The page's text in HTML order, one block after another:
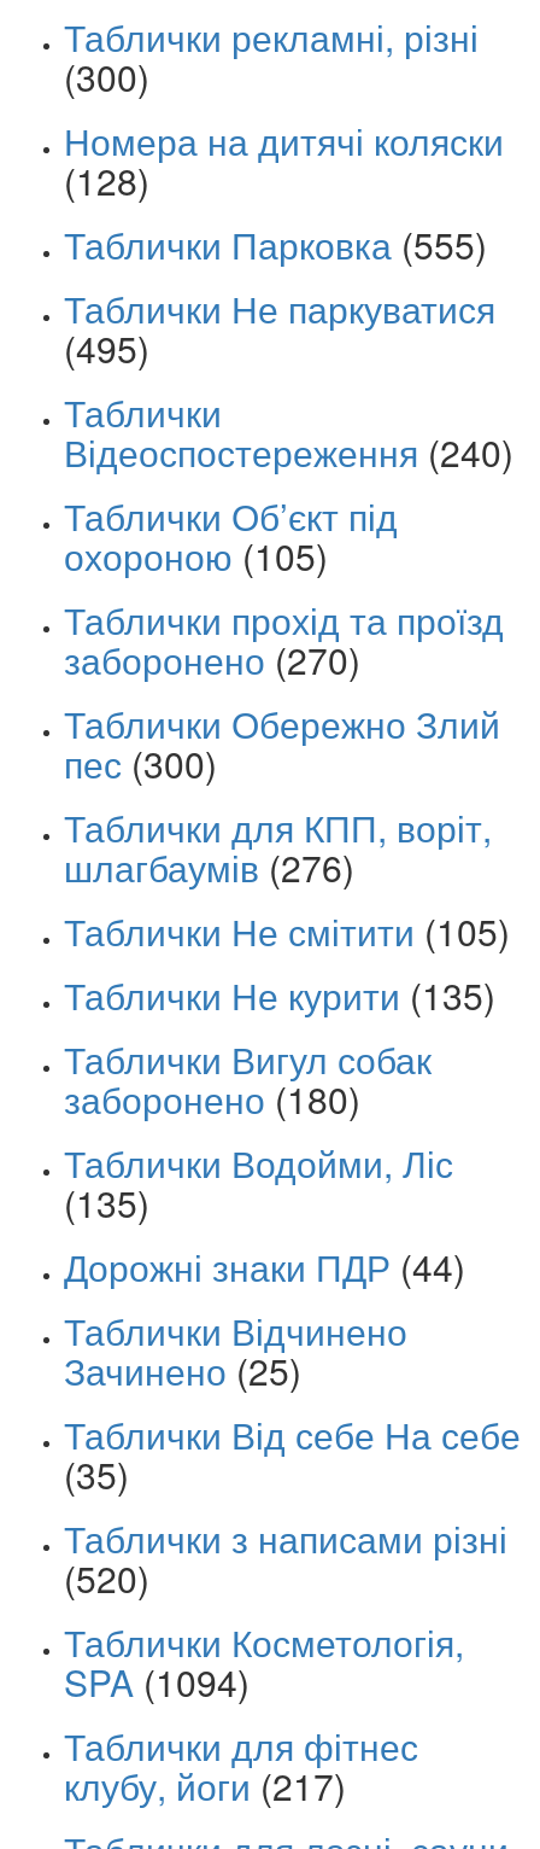
Таблички рекламні, різні
(300)
Номера на дитячі коляски
(128)
Таблички Парковка (555)
Таблички Не паркуватися
(495)
Таблички
Відеоспостереження (240)
Таблички Об’єкт під
охороною (105)
Таблички прохід та проїзд
заборонено (270)
Таблички Обережно Злий
пес (300)
Таблички для КПП, воріт,
шлагбаумів (276)
Таблички Не смітити (105)
Таблички Не курити (135)
Таблички Вигул собак
заборонено (180)
Таблички Водойми, Ліс
(135)
Дорожні знаки ПДР (44)
Таблички Відчинено
Зачинено (25)
Таблички Від себе На себе
(35)
Таблички з написами різні
(520)
Таблички Косметологія,
SPA (1094)
Таблички для фітнес
клубу, йоги (217)